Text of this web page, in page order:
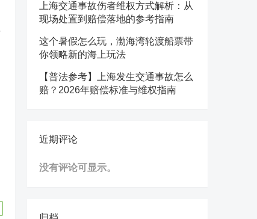
上海交通事故伤者维权方式解析：从
现场处置到赔偿落地的参考指南
这个暑假怎么玩，渤海湾轮渡船票带
你领略新的海上玩法
【普法参考】上海发生交通事故怎么
赔？2026年赔偿标准与维权指南
近期评论
没有评论可显示。